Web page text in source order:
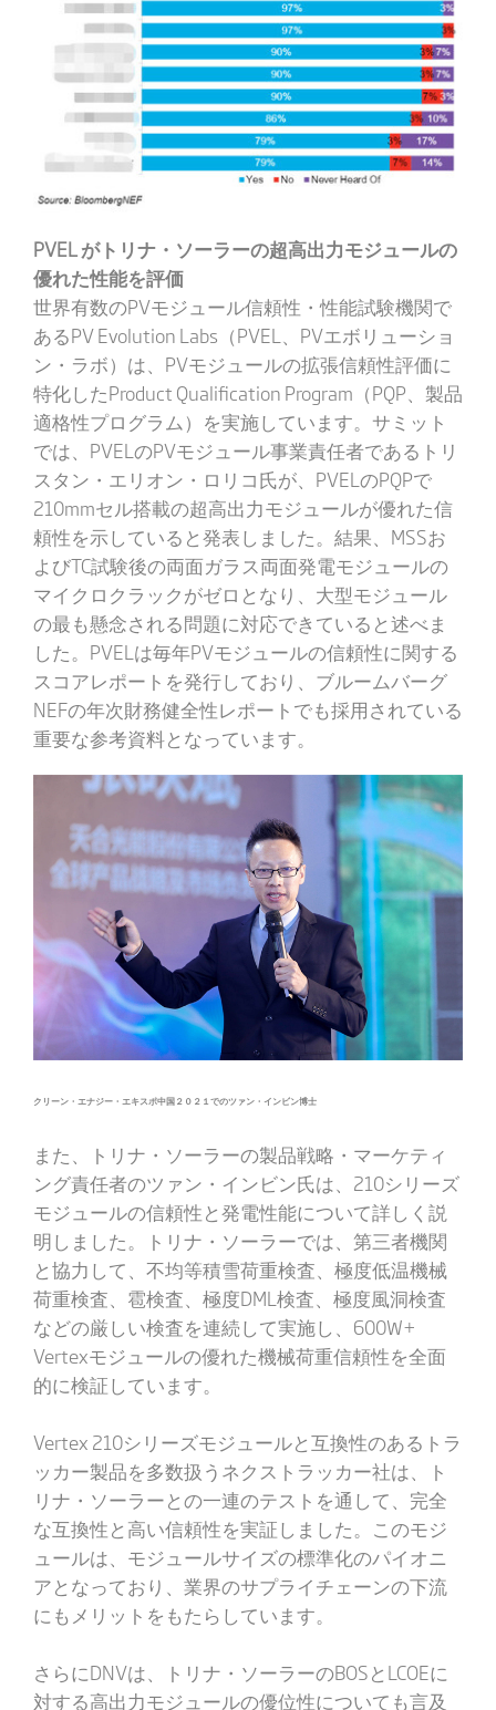
PVEL がトリナ・ソーラーの超高出力モジュールの
優れた性能を評価
世界有数のPVモジュール信頼性・性能試験機関で
あるPV Evolution Labs（PVEL、PVエボリューショ
ン・ラボ）は、PVモジュールの拡張信頼性評価に
特化したProduct Qualification Program（PQP、製品
適格性プログラム）を実施しています。サミット
では、PVELのPVモジュール事業責任者であるトリ
スタン・エリオン・ロリコ氏が、PVELのPQPで
210mmセル搭載の超高出力モジュールが優れた信
頼性を示していると発表しました。結果、MSSお
よびTC試験後の両面ガラス両面発電モジュールの
マイクロクラックがゼロとなり、大型モジュール
の最も懸念される問題に対応できていると述べま
した。PVELは毎年PVモジュールの信頼性に関する
スコアレポートを発行しており、ブルームバーグ
NEFの年次財務健全性レポートでも採用されている
重要な参考資料となっています。
クリーン・エナジー・エキスポ中国２０２１でのツァン・インビン博士
また、トリナ・ソーラーの製品戦略・マーケティ
ング責任者のツァン・インビン氏は、210シリーズ
モジュールの信頼性と発電性能について詳しく説
明しました。トリナ・ソーラーでは、第三者機関
と協力して、不均等積雪荷重検査、極度低温機械
荷重検査、雹検査、極度DML検査、極度風洞検査
などの厳しい検査を連続して実施し、600W+
Vertexモジュールの優れた機械荷重信頼性を全面
的に検証しています。
Vertex 210シリーズモジュールと互換性のあるトラ
ッカー製品を多数扱うネクストラッカー社は、ト
リナ・ソーラーとの一連のテストを通して、完全
な互換性と高い信頼性を実証しました。このモジ
ュールは、モジュールサイズの標準化のパイオニ
アとなっており、業界のサプライチェーンの下流
にもメリットをもたらしています。
さらにDNVは、トリナ・ソーラーのBOSとLCOEに
対する高出力モジュールの優位性についても言及